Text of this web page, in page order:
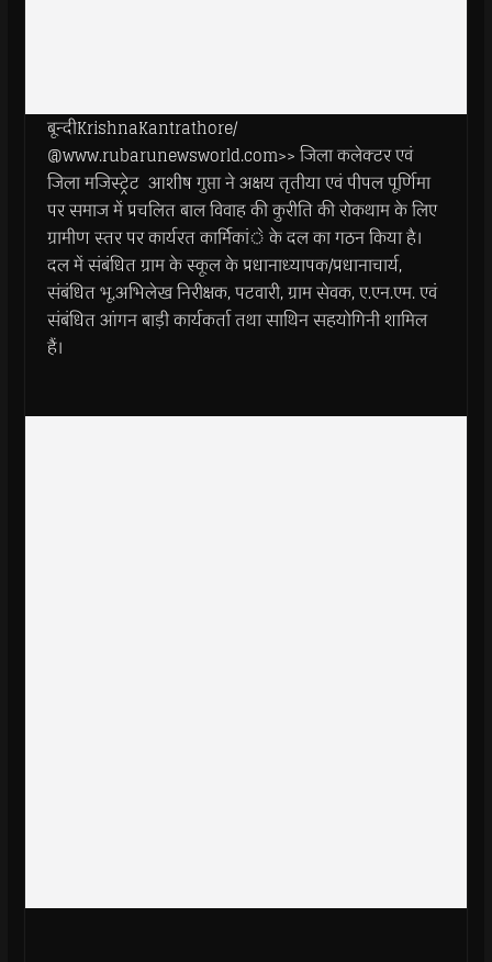
बून्दीKrishnaKantrathore/
@www.rubarunewsworld.com>> जिला कलेक्टर एवं
जिला मजिस्ट्रेट आशीष गुप्ता ने अक्षय तृतीया एवं पीपल पूर्णिमा
पर समाज में प्रचलित बाल विवाह की कुरीति की रोकथाम के लिए
ग्रामीण स्तर पर कार्यरत कार्मिकांे के दल का गठन किया है।
दल में संबंधित ग्राम के स्कूल के प्रधानाध्यापक/प्रधानाचार्य,
संबंधित भू.अभिलेख निरीक्षक, पटवारी, ग्राम सेवक, ए.एन.एम. एवं
संबंधित आंगन बाड़ी कार्यकर्ता तथा साथिन सहयोगिनी शामिल
हैं।